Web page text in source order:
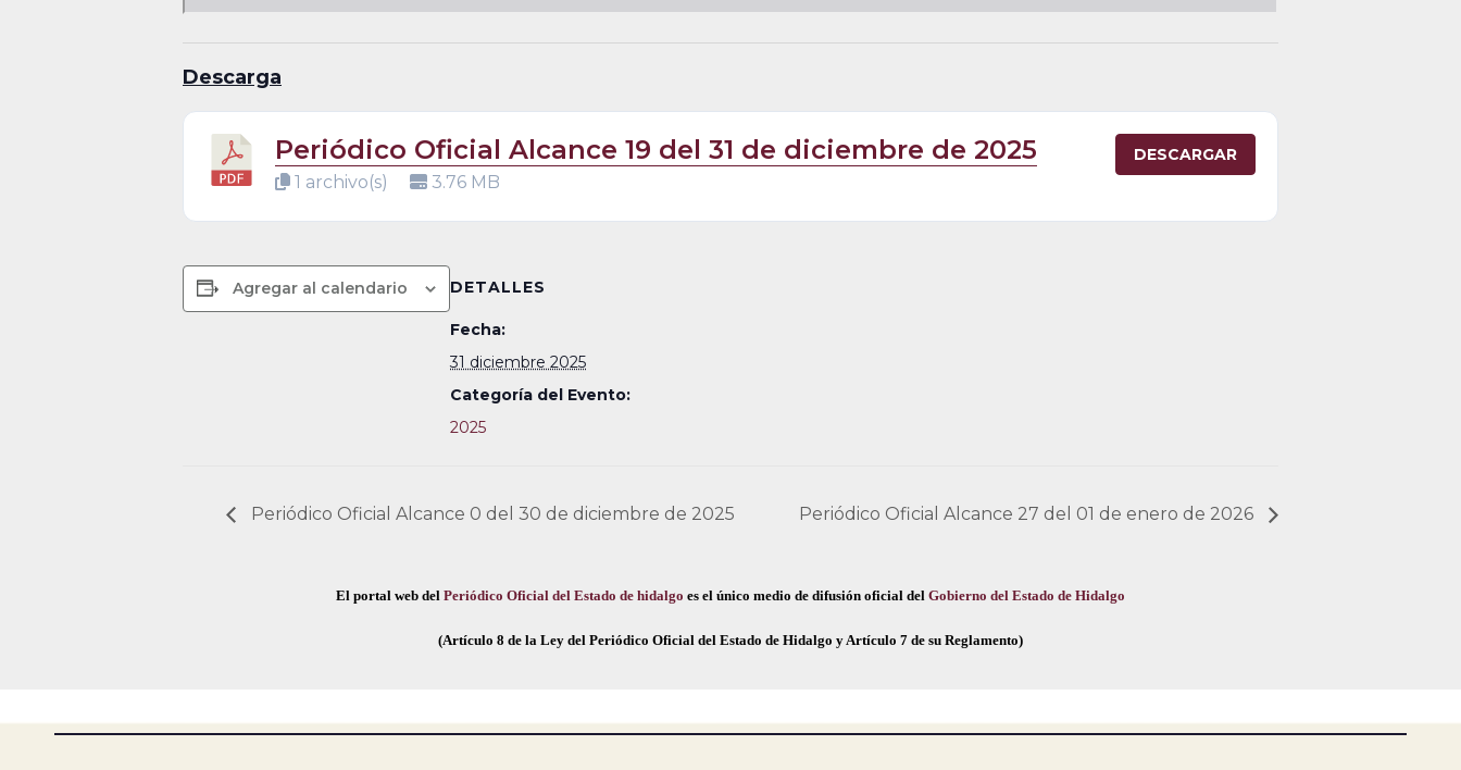
Descarga
Periódico Oficial Alcance 19 del 31 de diciembre de 2025
1 archivo(s) 3.76 MB
DESCARGAR
Agregar al calendario DETALLES
Fecha:
31 diciembre 2025
Categoría del Evento:
2025
Periódico Oficial Alcance 0 del 30 de diciembre de 2025 Periódico Oficial Alcance 27 del 01 de enero de 2026
El portal web del Periódico Oficial del Estado de hidalgo es el único medio de difusión oficial del Gobierno del Estado de Hidalgo
(Artículo 8 de la Ley del Periódico Oficial del Estado de Hidalgo y Artículo 7 de su Reglamento)